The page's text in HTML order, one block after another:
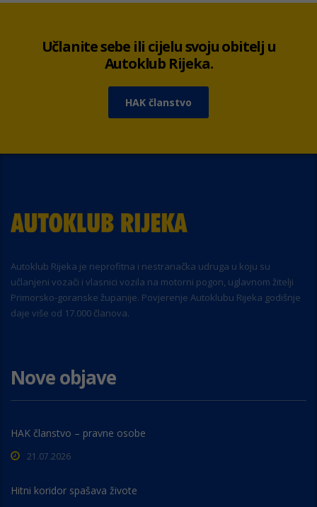
Učlanite sebe ili cijelu svoju obitelj u
Autoklub Rijeka.
HAK članstvo
Autoklub Rijeka je neprofitna i nestranačka udruga u koju su
učlanjeni vozači i vlasnici vozila na motorni pogon, uglavnom žitelji
Primorsko-goranske županije. Povjerenje Autoklubu Rijeka godišnje
daje više od 17.000 članova.
Nove objave
HAK članstvo – pravne osobe
21.07.2026
Hitni koridor spašava živote